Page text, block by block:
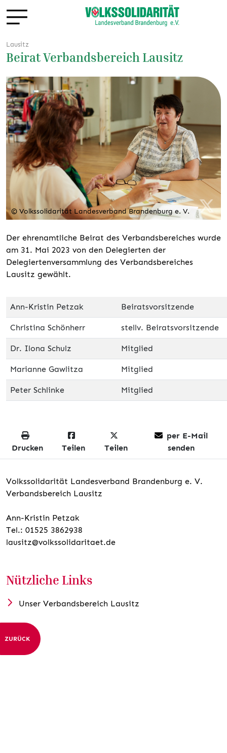
Lausitz
Beirat Verbandsbereich Lausitz
© Volkssolidarität Landesverband Brandenburg e. V.
Der ehrenamtliche Beirat des Verbandsbereiches wurde
am 31. Mai 2023 von den Delegierten der
Delegiertenversammlung des Verbandsbereiches
Lausitz gewählt.
Ann-Kristin Petzak Beiratsvorsitzende
Christina Schönherr stellv. Beiratsvorsitzende
Dr. Ilona Schulz Mitglied
Marianne Gawlitza Mitglied
Peter Schlinke Mitglied
Drucken Teilen Teilen
per E-Mail
senden
Volkssolidarität Landesverband Brandenburg e. V.
Verbandsbereich Lausitz
Ann-Kristin Petzak
Tel.: 01525 3862938
lausitz@volkssolidaritaet.de
Nützliche Links
Unser Verbandsbereich Lausitz
ZURÜCK